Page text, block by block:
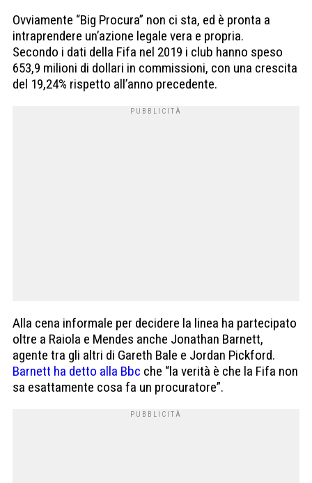
Ovviamente “Big Procura” non ci sta, ed è pronta a
intraprendere un’azione legale vera e propria.
Secondo i dati della Fifa nel 2019 i club hanno speso
653,9 milioni di dollari in commissioni, con una crescita
del 19,24% rispetto all’anno precedente.
Alla cena informale per decidere la linea ha partecipato
oltre a Raiola e Mendes anche Jonathan Barnett,
agente tra gli altri di Gareth Bale e Jordan Pickford.
Barnett ha detto alla Bbc che “la verità è che la Fifa non
sa esattamente cosa fa un procuratore”.